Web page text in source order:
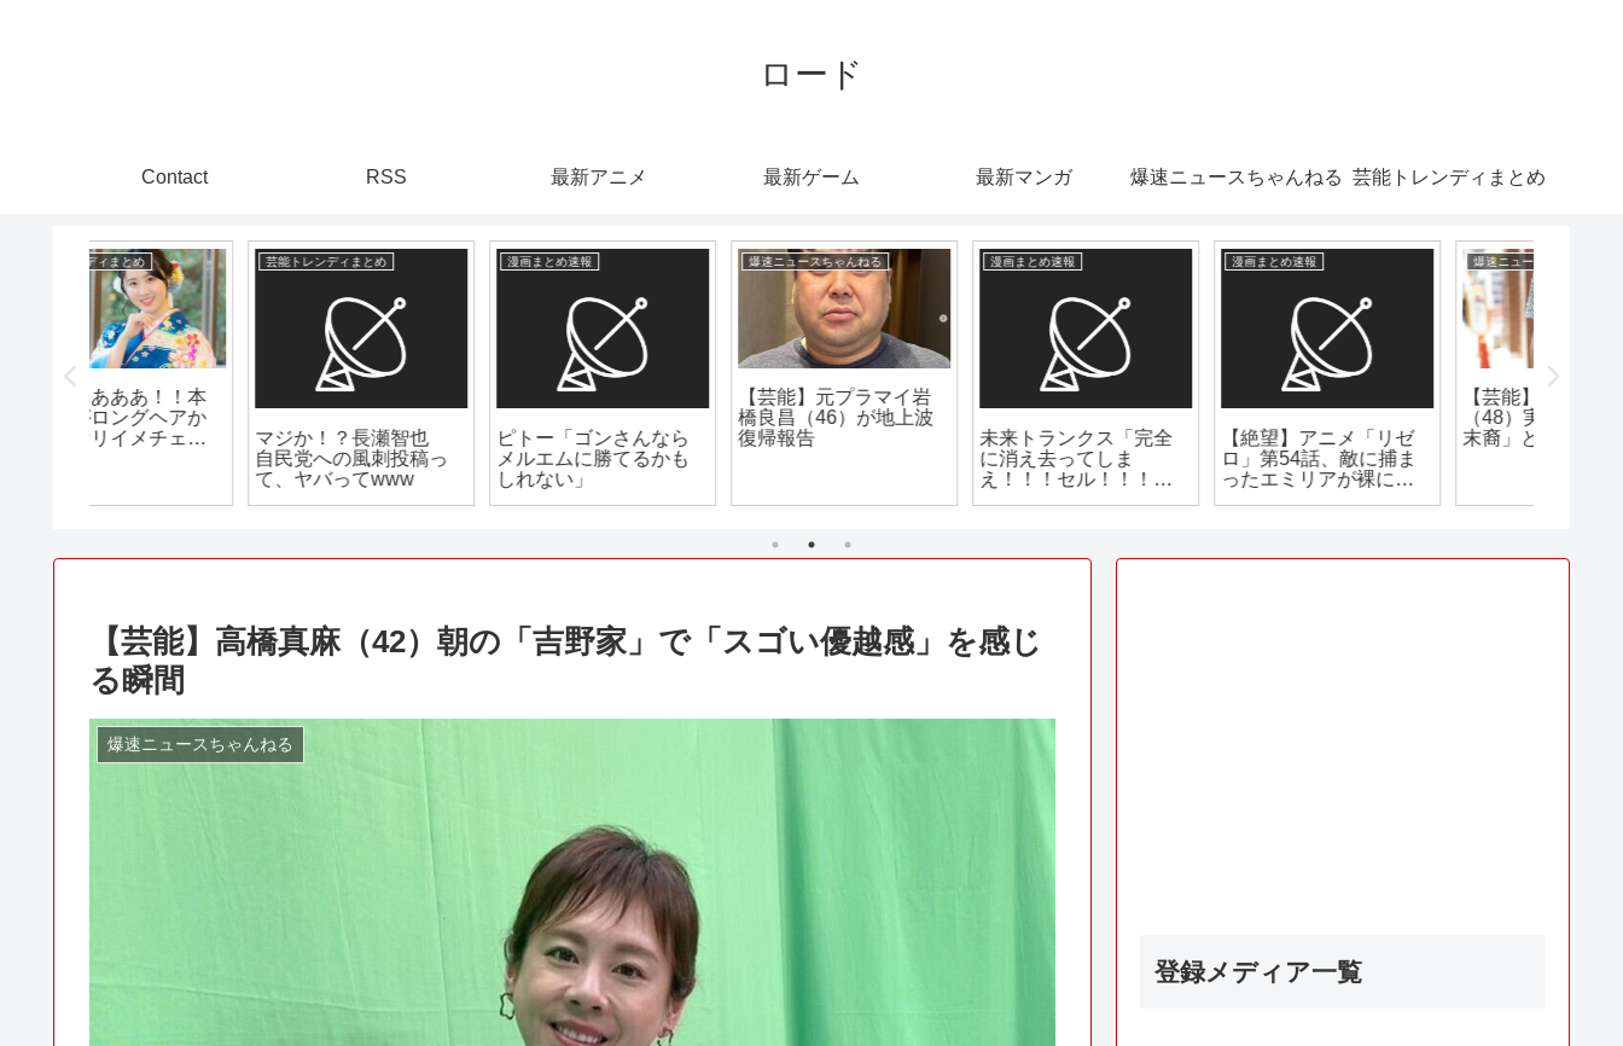
ロード
Contact RSS 最新アニメ 最新ゲーム 最新マンガ 爆速ニュースちゃんねる 芸能トレンディまとめ
漫画まとめ速報
ピトー「ゴンさんなら
メルエムに勝てるかも
爆速ニュースちゃんねる
【芸能】元プラマイ岩
復帰報告
未来トランクス「完全
に消え去ってしま
漫画まとめ速報
【絶望】アニメ「リゼ
ロ」第54話、敵に捕ま
ったエミリアが裸にさ
【芸能】ドランク鈴木
末裔」と告白
【朗報】キン肉マンの
作者ゆでたまごさん、
引退を撤回
【芸能】高橋真麻（42）朝の「吉野家」で「スゴい優越感」を感じ
る瞬間
爆速ニュースちゃんねる
登録メディア一覧